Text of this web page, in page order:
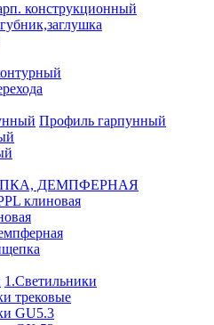
конструкционный
Профиль гарпунный
ДЕМПФЕРНАЯ
клиновая
1.Светильники
трековые
GU5.3